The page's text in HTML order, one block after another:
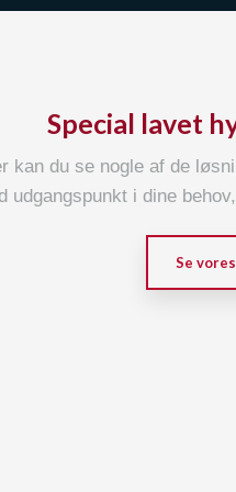
Special lavet
kan du se nogle af de
udgangspunkt i dine
Se